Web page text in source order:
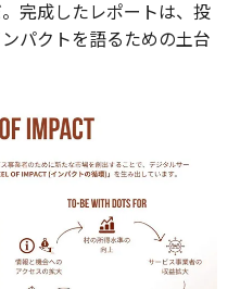
完成したレポートは、投
パクトを語るための土台